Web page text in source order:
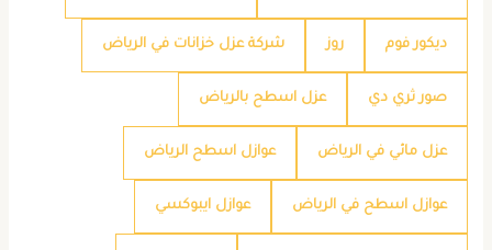
ديكور فوم روز شركة عزل خزانات في الرياض
صور ثري دي عزل اسطح بالرياض
عزل مائي في الرياض عوازل اسطح الرياض
عوازل اسطح في الرياض عوازل ايبوكسي